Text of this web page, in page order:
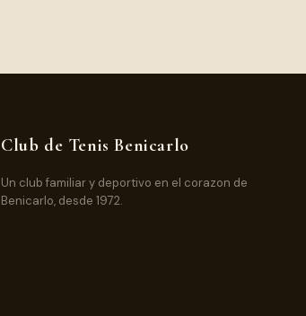
Club de Tenis Benicarlo
Un club familiar y deportivo en el corazon de
Benicarlo, desde 1972.